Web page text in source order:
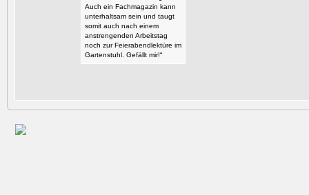
Auch ein Fachmagazin kann
unterhaltsam sein und taugt
somit auch nach einem
anstrengenden Arbeitstag
noch zur Feierabendlektüre im
Gartenstuhl. Gefällt mir!“